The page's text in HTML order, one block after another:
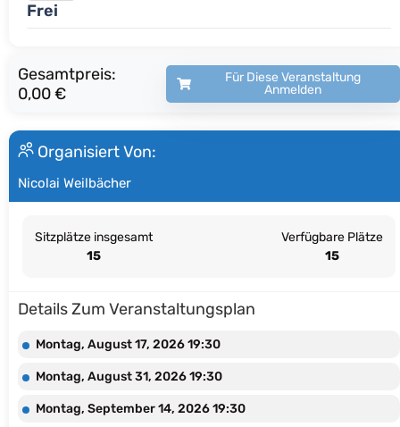
Frei
Gesamtpreis:
0,00 €
Für Diese Veranstaltung
Anmelden
Organisiert Von:
Nicolai Weilbächer
Sitzplätze insgesamt
15
Verfügbare Plätze
15
Details Zum Veranstaltungsplan
Montag, August 17, 2026 19:30
Montag, August 31, 2026 19:30
Montag, September 14, 2026 19:30